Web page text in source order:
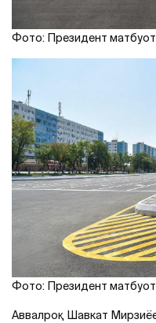
Фото: Президент матбуот
Фото: Президент матбуот
Aввалроқ Шавкат